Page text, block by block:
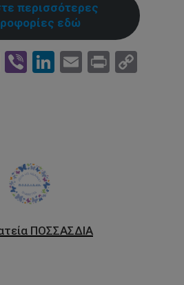
περισσότερες
εδώ
Twitter
ViberLinkedIn
Email
Print
ΠΟΣΣΑΣΔΙΑ